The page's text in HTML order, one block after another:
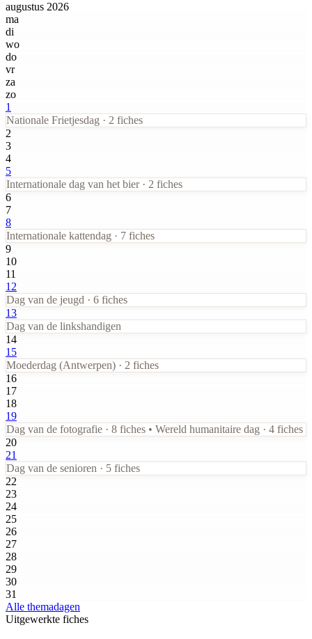
augustus 2026
ma
di
wo
do
vr
za
zo
1
Nationale Frietjesdag · 2 fiches
2
3
4
5
Internationale dag van het bier · 2 fiches
6
7
8
Internationale kattendag · 7 fiches
9
10
11
12
Dag van de jeugd · 6 fiches
13
Dag van de linkshandigen
14
15
Moederdag (Antwerpen) · 2 fiches
16
17
18
19
Dag van de fotografie · 8 fiches • Wereld humanitaire dag · 4 fiches
20
21
Dag van de senioren · 5 fiches
22
23
24
25
26
27
28
29
30
31
Alle themadagen
Uitgewerkte fiches